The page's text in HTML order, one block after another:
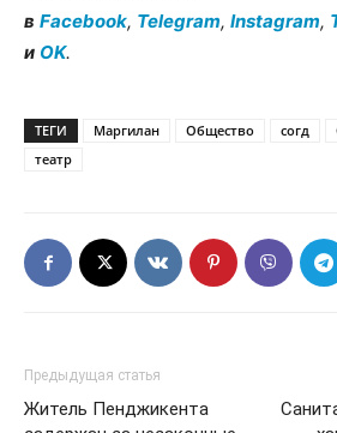
в Facebook, Telegram, Instagram,
и OK.
ТЕГИ Маргилан Общество согд
театр
Предыдущая статья
Житель Пенджикента